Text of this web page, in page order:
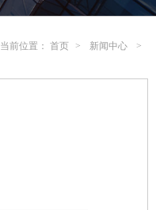
当前位置： 首页 > 新闻中心 >